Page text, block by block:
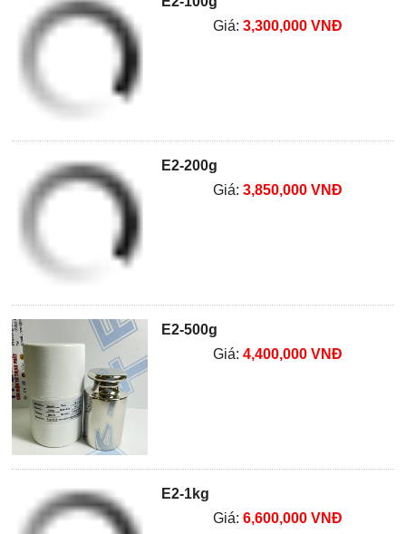
Giá: 3,300,000 VNĐ
E2-200g
Giá: 3,850,000 VNĐ
E2-500g
Giá: 4,400,000 VNĐ
E2-1kg
Giá: 6,600,000 VNĐ